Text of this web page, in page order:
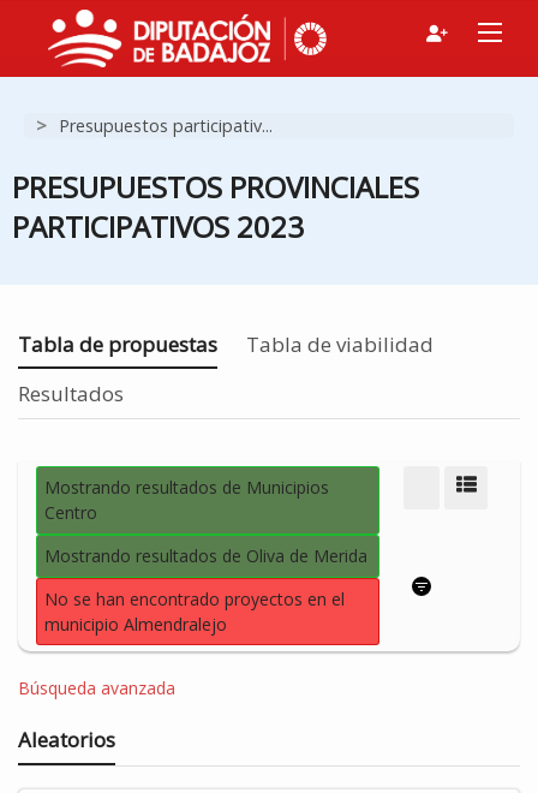
> Presupuestos participativ...
PRESUPUESTOS PROVINCIALES
PARTICIPATIVOS 2023
Estás en
Tabla de propuestas
Tabla de viabilidad
Resultados
Mostrando resultados de Municipios
Centro
Mostrando resultados de Oliva de Merida
No se han encontrado proyectos en el
municipio Almendralejo
Búsqueda avanzada
Aleatorios